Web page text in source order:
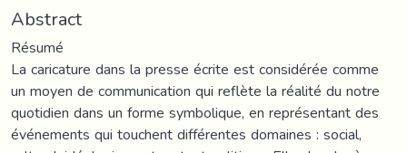
Abstract
Résumé
La caricature dans la presse écrite est considérée comme
un moyen de communication qui reflète la réalité du notre
quotidien dans un forme symbolique, en représentant des
événements qui touchent différentes domaines : social,